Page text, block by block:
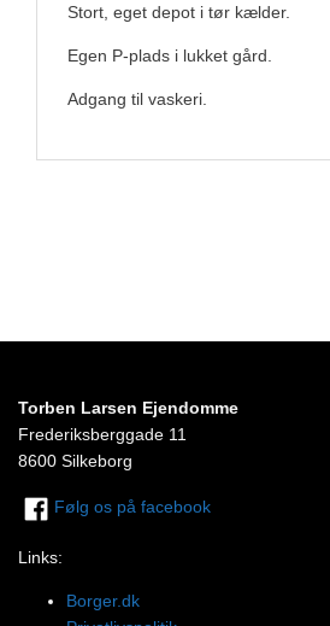
Stort, eget depot i tør kælder.
Egen P-plads i lukket gård.
Adgang til vaskeri.
Torben Larsen Ejendomme
Frederiksberggade 11
8600 Silkeborg
Følg os på facebook
Links:
Borger.dk